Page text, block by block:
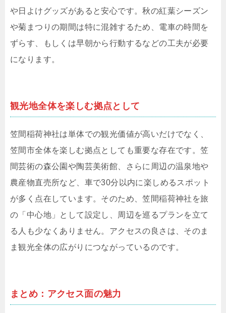
や日よけグッズがあると安心です。秋の紅葉シーズン
や菊まつりの期間は特に混雑するため、電車の時間を
ずらす、もしくは早朝から行動するなどの工夫が必要
になります。
観光地全体を楽しむ拠点として
笠間稲荷神社は単体での観光価値が高いだけでなく、
笠間市全体を楽しむ拠点としても重要な存在です。笠
間芸術の森公園や陶芸美術館、さらに周辺の温泉地や
農産物直売所など、車で30分以内に楽しめるスポット
が多く点在しています。そのため、笠間稲荷神社を旅
の「中心地」として設定し、周辺を巡るプランを立て
る人も少なくありません。アクセスの良さは、そのま
ま観光全体の広がりにつながっているのです。
まとめ：アクセス面の魅力